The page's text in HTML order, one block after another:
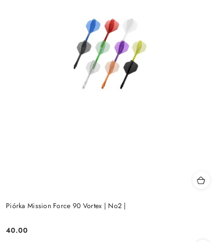
Piórka Mission Force 90 Vortex | No2 |
Cena:
40.00